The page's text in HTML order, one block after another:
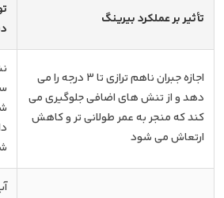
تأثیر بر عملکرد بیرینگ
اجازه جبران ناهم ترازی تا 3 درجه را می
دهد و از تنش های اضافی جلوگیری می
کند که منجر به عمر طولانی تر و کاهش
ارتعاش می شود